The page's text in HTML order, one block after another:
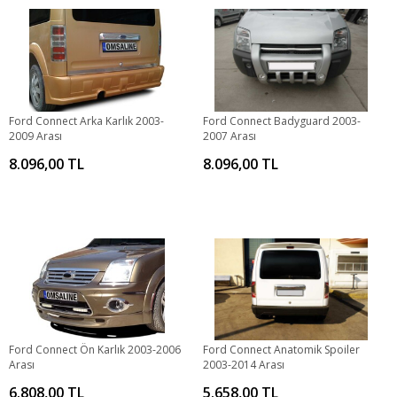
Ford Connect Arka Karlık 2003-
2009 Arası
8.096,00 TL
Ford Connect Badyguard 2003-
2007 Arası
8.096,00 TL
Ford Connect Ön Karlık 2003-2006
Arası
6.808,00 TL
Ford Connect Anatomik Spoiler
2003-2014 Arası
5.658,00 TL